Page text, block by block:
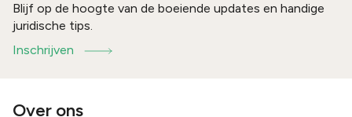
Blijf op de hoogte van de boeiende updates en handige
juridische tips.
Inschrijven
Over ons